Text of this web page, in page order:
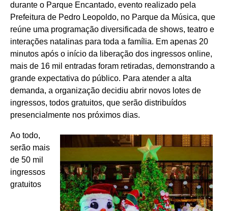
durante o Parque Encantado, evento realizado pela
Prefeitura de Pedro Leopoldo, no Parque da Música, que
reúne uma programação diversificada de shows, teatro e
interações natalinas para toda a família. Em apenas 20
minutos após o início da liberação dos ingressos online,
mais de 16 mil entradas foram retiradas, demonstrando a
grande expectativa do público. Para atender a alta
demanda, a organização decidiu abrir novos lotes de
ingressos, todos gratuitos, que serão distribuídos
presencialmente nos próximos dias.
Ao todo,
serão mais
de 50 mil
ingressos
gratuitos